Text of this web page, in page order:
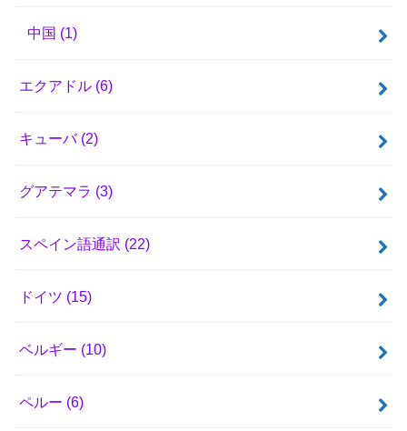
中国 (1)
エクアドル (6)
キューバ (2)
グアテマラ (3)
スペイン語通訳 (22)
ドイツ (15)
ベルギー (10)
ペルー (6)